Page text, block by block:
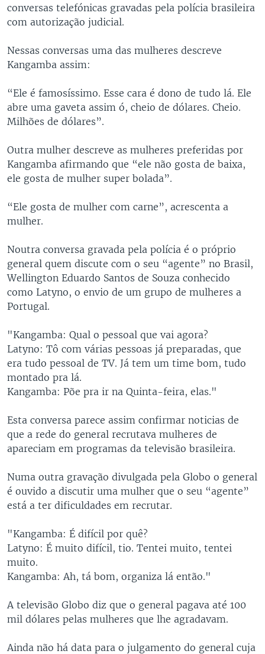
conversas telefónicas gravadas pela polícia brasileira
com autorização judicial.
Nessas conversas uma das mulheres descreve
Kangamba assim:
“Ele é famosíssimo. Esse cara é dono de tudo lá. Ele
abre uma gaveta assim ó, cheio de dólares. Cheio.
Milhões de dólares”.
Outra mulher descreve as mulheres preferidas por
Kangamba afirmando que “ele não gosta de baixa,
ele gosta de mulher super bolada”.
“Ele gosta de mulher com carne”, acrescenta a
mulher.
Noutra conversa gravada pela polícia é o próprio
general quem discute com o seu “agente” no Brasil,
Wellington Eduardo Santos de Souza conhecido
como Latyno, o envio de um grupo de mulheres a
Portugal.
"Kangamba: Qual o pessoal que vai agora?
Latyno: Tô com várias pessoas já preparadas, que
era tudo pessoal de TV. Já tem um time bom, tudo
montado pra lá.
Kangamba: Põe pra ir na Quinta-feira, elas."
Esta conversa parece assim confirmar noticias de
que a rede do general recrutava mulheres de
apareciam em programas da televisão brasileira.
Numa outra gravação divulgada pela Globo o general
é ouvido a discutir uma mulher que o seu “agente”
está a ter dificuldades em recrutar.
"Kangamba: É difícil por quê?
Latyno: É muito difícil, tio. Tentei muito, tentei
muito.
Kangamba: Ah, tá bom, organiza lá então."
A televisão Globo diz que o general pagava até 100
mil dólares pelas mulheres que lhe agradavam.
Ainda não há data para o julgamento do general cuja